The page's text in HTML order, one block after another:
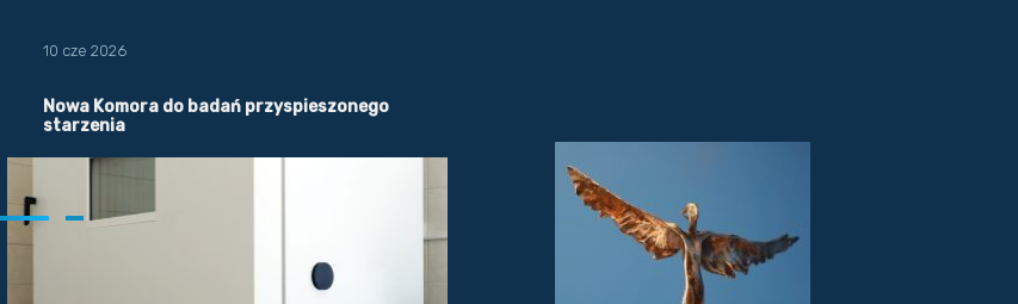
10 cze 2026
Nowa Komora do badań przyspieszonego
starzenia